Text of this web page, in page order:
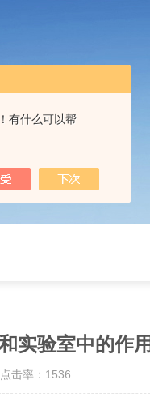
有什么可以帮
实验室中的作用
击率：1536